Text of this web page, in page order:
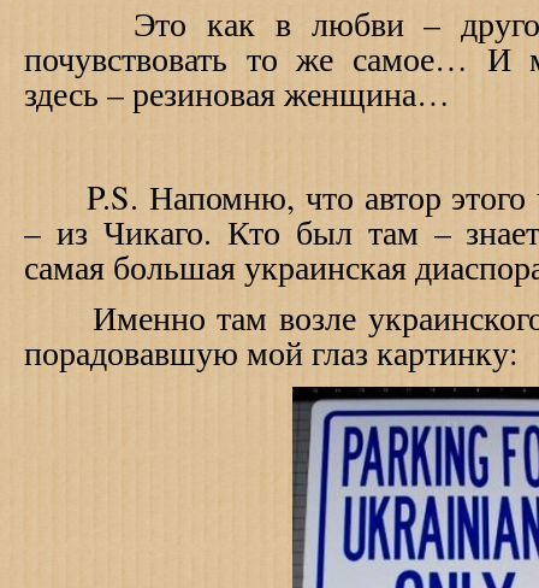
Это как в любви – другой
почувствовать то же самое… И
здесь – резиновая женщина…
P.S. Напомню, что автор этого
– из Чикаго. Кто был там –
самая большая украинская
Именно там возле украинского
порадовавшую мой глаз картинку: